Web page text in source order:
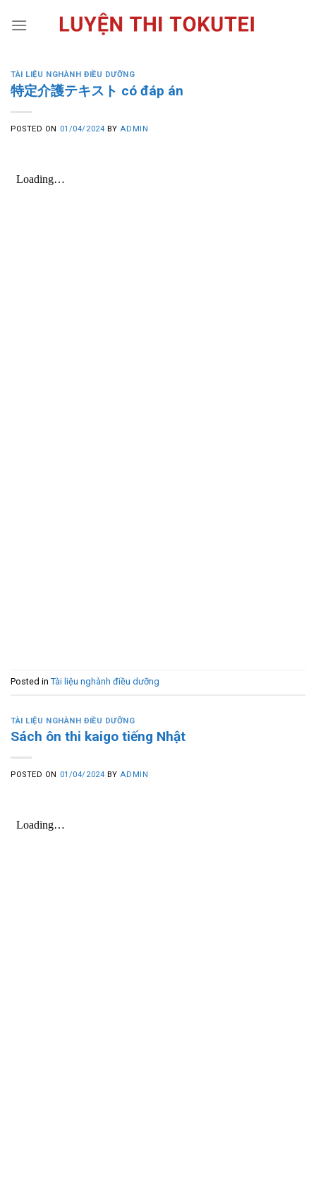
TÀI LIỆU NGHÀNH ĐIỀU DƯỠNG
特定介護テキスト có đáp án
POSTED ON 01/04/2024 BY ADMIN
Posted in Tài liệu nghành điều dưỡng
TÀI LIỆU NGHÀNH ĐIỀU DƯỠNG
Sách ôn thi kaigo tiếng Nhật
POSTED ON 01/04/2024 BYADMIN